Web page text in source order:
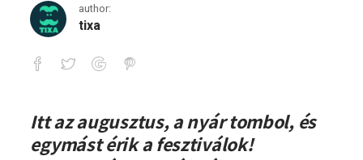
author:
tixa
Augusztusi fesztiválok a TIXA
Itt az augusztus, a nyár tombol, és
egymást érik a fesztiválok!